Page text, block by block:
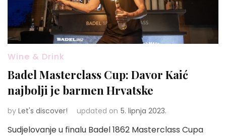
Wine & Drink
Badel Masterclass Cup: Davor Kaić
najbolji je barmen Hrvatske
by Let's discover! updated on 5. lipnja 2023.
Sudjelovanje u finalu Badel 1862 Masterclass Cupa